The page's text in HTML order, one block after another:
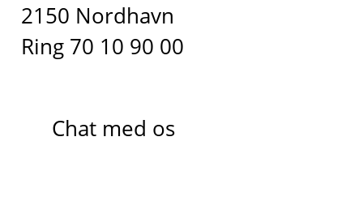
2150 Nordhavn
Ring 70 10 90 00
Chat med os